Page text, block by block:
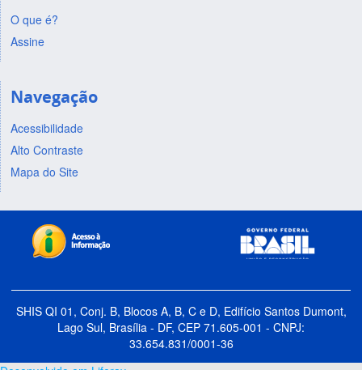
O que é?
Assine
Navegação
Acessibilidade
Alto Contraste
Mapa do Site
SHIS QI 01, Conj. B, Blocos A, B, C e D, Edifício Santos Dumont,
Lago Sul, Brasília - DF, CEP 71.605-001 - CNPJ:
33.654.831/0001-36